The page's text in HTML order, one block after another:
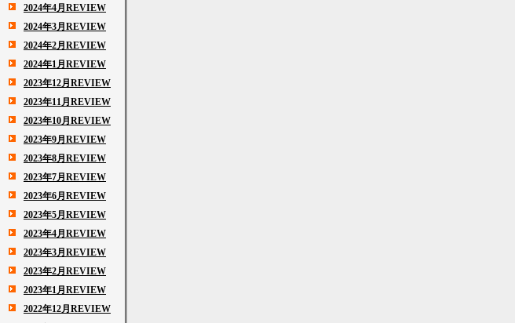
2024年4月REVIEW
2024年3月REVIEW
2024年2月REVIEW
2024年1月REVIEW
2023年12月REVIEW
2023年11月REVIEW
2023年10月REVIEW
2023年9月REVIEW
2023年8月REVIEW
2023年7月REVIEW
2023年6月REVIEW
2023年5月REVIEW
2023年4月REVIEW
2023年3月REVIEW
2023年2月REVIEW
2023年1月REVIEW
2022年12月REVIEW